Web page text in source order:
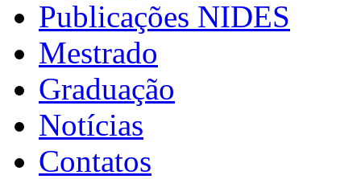
Publicações NIDES
Mestrado
Graduação
Notícias
Contatos